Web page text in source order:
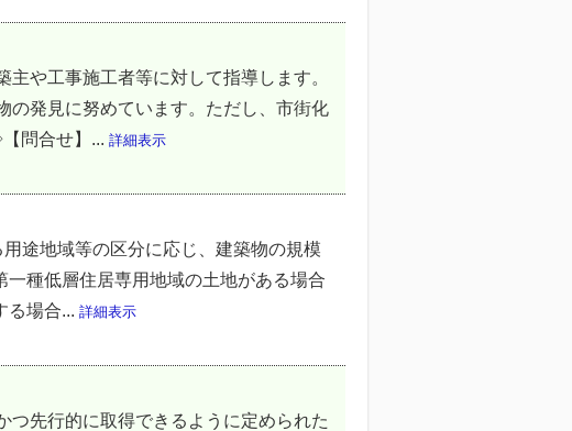
や工事施工者等に対して指導します。
の発見に努めています。ただし、市街化
問合せ】... 詳細表示
途地域等の区分に応じ、建築物の規模
種低層住居専用地域の土地がある場合
る場合... 詳細表示
つ先行的に取得できるように定められた